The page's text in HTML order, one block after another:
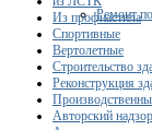
Ремонт
Из профнастила
Спортивные
Вертолетные
Строительство
Реконструкция
Авторский надзор